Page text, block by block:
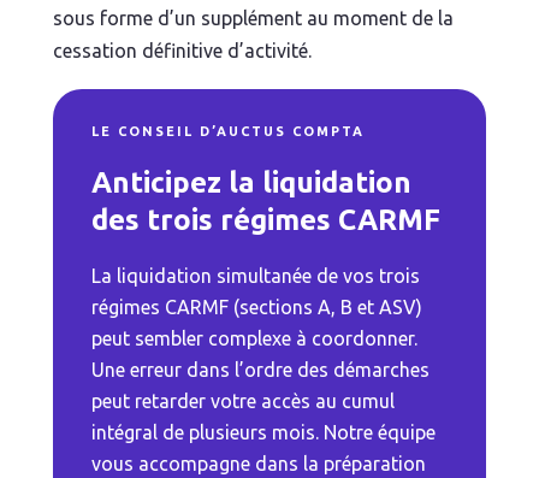
sous forme d’un supplément au moment de la
cessation définitive d’activité.
LE CONSEIL D’AUCTUS COMPTA
Anticipez la liquidation
des trois régimes CARMF
La liquidation simultanée de vos trois
régimes CARMF (sections A, B et ASV)
peut sembler complexe à coordonner.
Une erreur dans l’ordre des démarches
peut retarder votre accès au cumul
intégral de plusieurs mois. Notre équipe
vous accompagne dans la préparation